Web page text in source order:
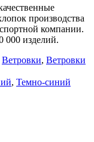
производства
компании.
000 изделий.
Ветровки, Ветровки
, Темно-синий